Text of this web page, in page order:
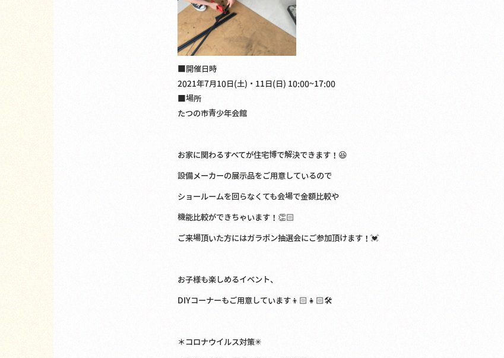
■開催日時
2021年7月10日(土)・11日(日) 10:00~17:00
■場所
たつの市青少年会館
お家に関わるすべてが住宅博で解決できます！😆
設備メーカーの展示品をご用意しているので
ショールームを回らなくても会場で金額比較や
機能比較ができちゃいます！👏🏻
ご来場頂いた方にはガラポン抽選会にご参加頂けます！💓
お子様も楽しめるイベント、
DIYコーナーもご用意しています👦🏻👧🏻🛠
＊コロナウイルス対策✳︎